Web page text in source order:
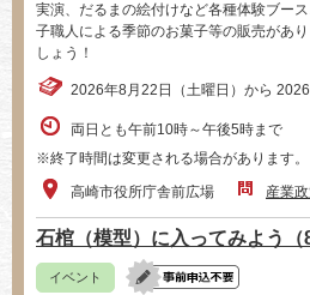
実演、だるまの絵付けなど各種体験ブー
子職人による季節のお菓子等の販売があ
しょう！
2026年8月22日（土曜日）から 2026
両日とも午前10時～午後5時まで
※終了時間は変更される場合があります。
高崎市役所庁舎前広場
産業
石棺（模型）に入ってみよう（
イベント